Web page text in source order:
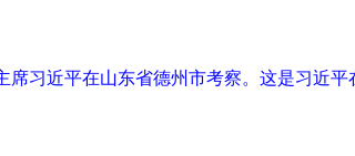
习近平在山东省德州市考察。这是习近平